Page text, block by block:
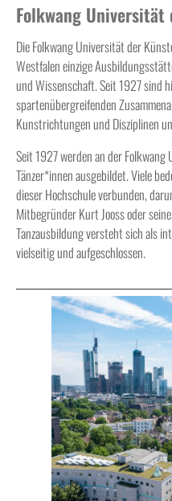
Folkwang Universität
Die Folkwang Universität der
Westfalen einzige
und Wissenschaft. Seit 1927 sind
spartenübergreifenden
Kunstrichtungen und Disziplinen
Seit 1927 werden an der
Tänzer*innen ausgebildet. Viele
dieser Hochschule verbunden,
Mitbegründer Kurt Jooss oder
Tanzausbildung versteht sich als
vielseitig und aufgeschlossen.